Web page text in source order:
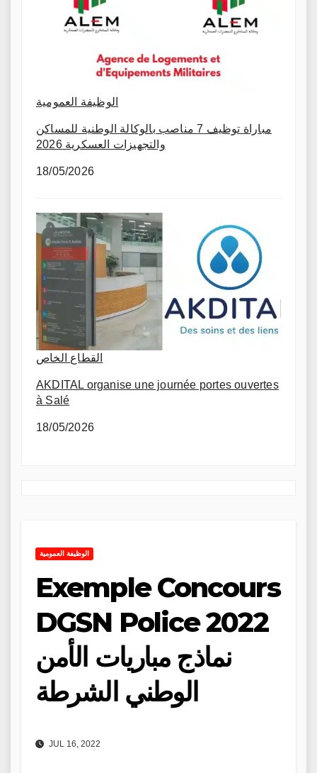
الوظيفة العمومية
مباراة توظيف 7 مناصب بالوكالة الوطنية للمساكن
والتجهيزات العسكرية 2026
18/05/2026
القطاع الخاص
AKDITAL organise une journée portes ouvertes
à Salé
18/05/2026
الوظيفة العمومية
Exemple Concours
DGSN Police 2022
نماذج مباريات الأمن
الوطني الشرطة
JUL 16, 2022